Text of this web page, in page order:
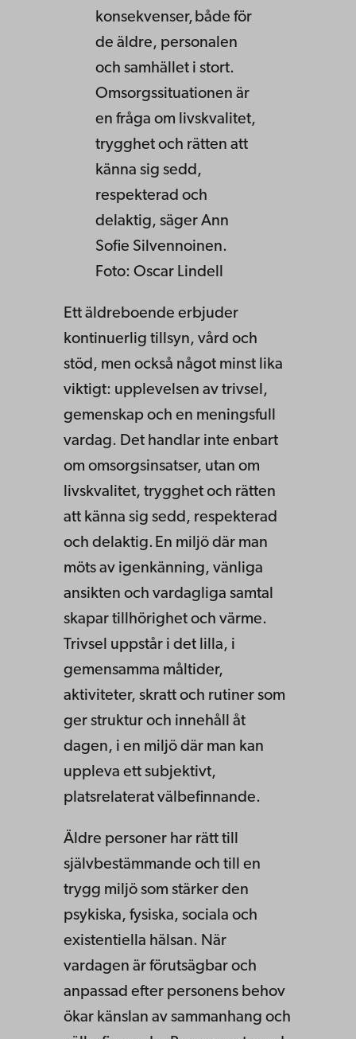
konsekvenser, både för
de äldre, personalen
och samhället i stort.
Omsorgssituationen är
en fråga om livskvalitet,
trygghet och rätten att
känna sig sedd,
respekterad och
delaktig, säger Ann
Sofie Silvennoinen.
Foto: Oscar Lindell
Ett äldreboende erbjuder
kontinuerlig tillsyn, vård och
stöd, men också något minst lika
viktigt: upplevelsen av trivsel,
gemenskap och en meningsfull
vardag. Det handlar inte enbart
om omsorgsinsatser, utan om
livskvalitet, trygghet och rätten
att känna sig sedd, respekterad
och delaktig. En miljö där man
möts av igenkänning, vänliga
ansikten och vardagliga samtal
skapar tillhörighet och värme.
Trivsel uppstår i det lilla, i
gemensamma måltider,
aktiviteter, skratt och rutiner som
ger struktur och innehåll åt
dagen, i en miljö där man kan
uppleva ett subjektivt,
platsrelaterat välbefinnande.
Äldre personer har rätt till
självbestämmande och till en
trygg miljö som stärker den
psykiska, fysiska, sociala och
existentiella hälsan. När
vardagen är förutsägbar och
anpassad efter personens behov
ökar känslan av sammanhang och